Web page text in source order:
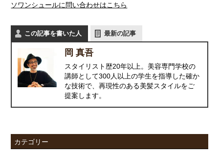
ソワンシュールに問い合わせはこちら
この記事を書いた人 最新の記事
岡 真吾
スタイリスト歴20年以上。美容専門学校の
講師として300人以上の学生を指導した確か
な技術で、再現性のある美髪スタイルをご
提案します。
カテゴリー